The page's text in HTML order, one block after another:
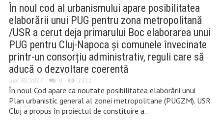
În noul cod al urbanismului apare posibilitatea
elaborării unui PUG pentru zona metropolitană
/USR a cerut deja primarului Boc elaborarea unui
PUG pentru Cluj-Napoca și comunele învecinate
printr-un consorțiu administrativ, reguli care să
aducă o dezvoltare coerentă
mai 30, 2023 0 1311
În noul Cod apare ca noutate posibilitatea elaborării unui
Plan urbanistic general al zonei metropolitane (PUGZM). USR
Cluj a propus în proiectul de constituire a…